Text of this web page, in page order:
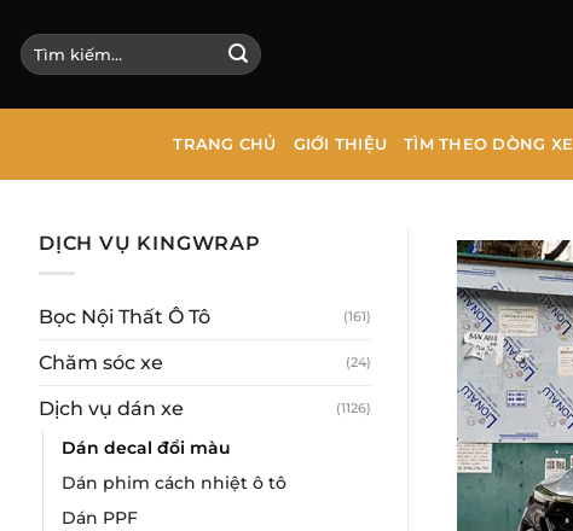
qua
nội
dung
Tìm
kiếm:
TRANG CHỦ GIỚI THIỆU TÌM THEO DÒNG XE
DỊCH VỤ KINGWRAP
Bọc Nội Thất Ô Tô (161)
Chăm sóc xe (24)
Dịch vụ dán xe (1126)
Dán decal đổi màu
Dán phim cách nhiệt ô tô
Dán PPF